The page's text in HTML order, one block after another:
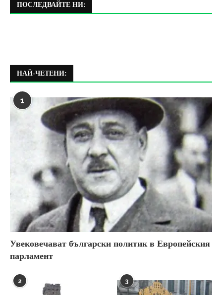
ПОСЛЕДВАЙТЕ НИ:
НАЙ-ЧЕТЕНИ:
1
Увековечават български политик в Европейския
парламент
2 3